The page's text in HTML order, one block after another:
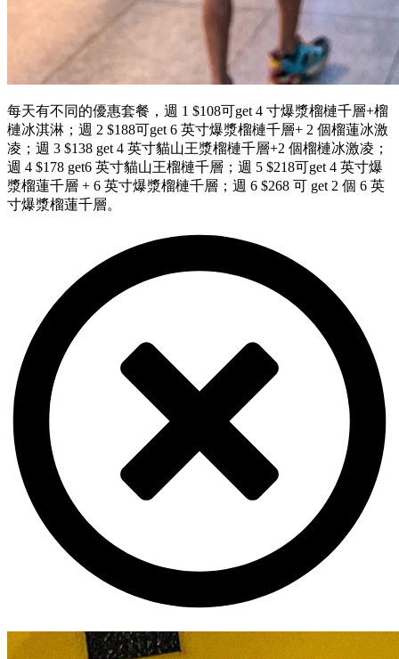
每天有不同的優惠套餐，週 1 $108可get 4 寸爆漿榴槤千層+榴
槤冰淇淋；週 2 $188可get 6 英寸爆漿榴槤千層+ 2 個榴蓮冰激
凌；週 3 $138 get 4 英寸貓山王漿榴槤千層+2 個榴槤冰激凌；
週 4 $178 get6 英寸貓山王榴槤千層；週 5 $218可get 4 英寸爆
漿榴蓮千層 + 6 英寸爆漿榴槤千層；週 6 $268 可 get 2 個 6 英
寸爆漿榴蓮千層。